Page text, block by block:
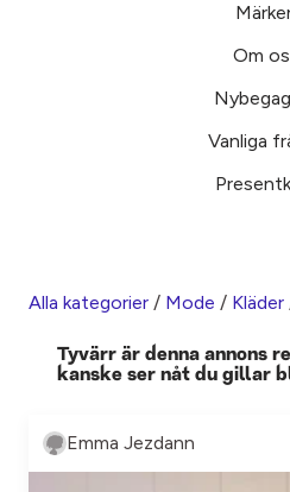
Om
Vanliga
Alla kategorier / Mode / Kläder
Tyvärr är denna annons
kanske ser nåt du gillar
Emma Jezdann